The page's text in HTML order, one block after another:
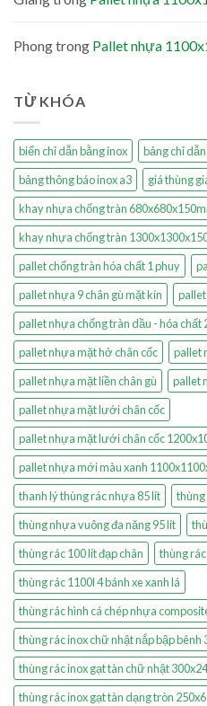
Phongtrong Pallet nhựa
TỪ KHÓA
biển chỉ dẫn bằng inox
bảng chỉ
bảng thông báo inox a3
giá thùng
khay nhựa chống tràn
khay nhựa chống tràn
pallet chống tràn hóa chất 1 phuy
pallet nhựa 9 chân gù mặt kín
pallet nhựa chống tràn dầu - hóa chất
pallet nhựa mặt hở chân cốc
pallet
pallet nhựa mặt liền chân gù
pallet
pallet nhựa mặt lưới chân cốc
pallet nhựa mặt lưới chân cốc
pallet nhựa mới màu xanh
thanh lý thùng rác nhựa 85 lít
thùng
thùng nhựa vuông đa năng 95 lít
thùng rác 100 lít đạp chân
thùng
thùng rác 1100l 4 bánh xe xanh lá
thùng rác hình cá chép nhựa
thùng rác inox chữ nhật nắp bập bênh
thùng rác inox gạt tàn chữ nhật
thùng rác inox gạt tàn dạng tròn